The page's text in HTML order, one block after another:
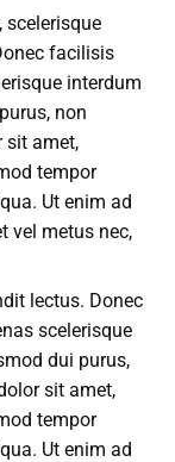
scelerisque
facilisis
interdum
non
sit amet,
tempor
Ut enim ad
vel metus nec,
lectus. Donec
scelerisque
dui purus,
sit amet,
tempor
Ut enim ad